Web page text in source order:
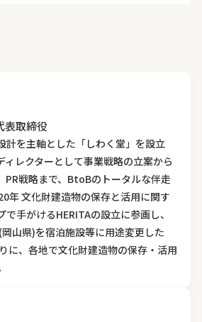
表取締役
計を主軸とした「しわく堂」を設立
ィレクターとして事業戦略の立案から
PR戦略まで、BtoBのトータルな伴走
年 文化財建造物の保存と活用に関す
手がけるHERITAの設立に参画し、
山県)を宿泊施設等に用途変更した
に、各地で文化財建造物の保存・活用